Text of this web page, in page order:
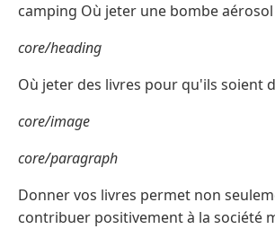
camping Où jeter une bombe aérosol
core/heading
Où jeter des livres pour qu'ils soient
core/image
core/paragraph
Donner vos livres permet non
contribuer positivement à la société